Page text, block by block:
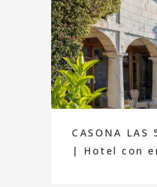
CASONA LAS
| Hotel con